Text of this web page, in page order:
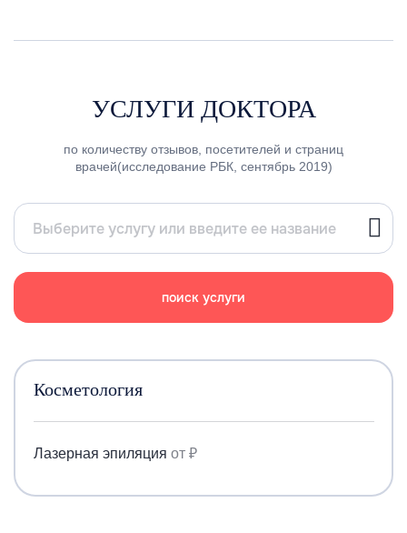
УСЛУГИ ДОКТОРА
по количеству отзывов, посетителей и страниц
врачей(исследование РБК, сентябрь 2019)
поиск услуги
Косметология
Лазерная эпиляция от ₽